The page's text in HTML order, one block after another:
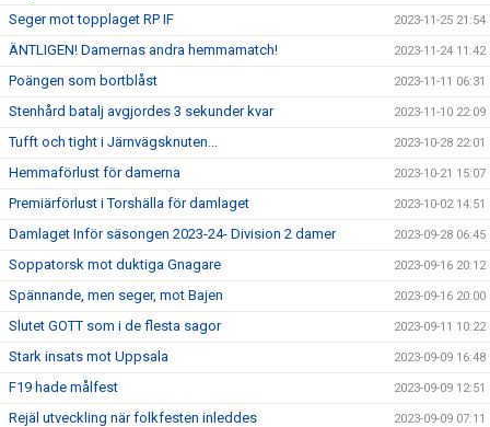
Seger mot topplaget RP IF 2023-11-25 21:54
ÄNTLIGEN! Damernas andra hemmamatch! 2023-11-24 11:42
Poängen som bortblåst 2023-11-11 06:31
Stenhård batalj avgjordes 3 sekunder kvar 2023-11-10 22:09
Tufft och tight i Järnvägsknuten... 2023-10-28 22:01
Hemmaförlust för damerna 2023-10-21 15:07
Premiärförlust i Torshälla för damlaget 2023-10-02 14:51
Damlaget Inför säsongen 2023-24- Division 2 damer 2023-09-28 06:45
Soppatorsk mot duktiga Gnagare 2023-09-16 20:12
Spännande, men seger, mot Bajen 2023-09-16 20:00
Slutet GOTT som i de flesta sagor 2023-09-11 10:22
Stark insats mot Uppsala 2023-09-09 16:48
F19 hade målfest 2023-09-09 12:51
Rejäl utveckling när folkfesten inleddes 2023-09-09 07:11